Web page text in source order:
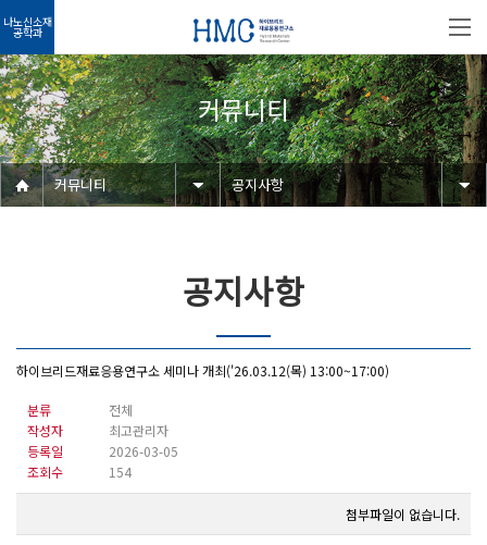
나노신소재
공학과
커뮤니티
커뮤니티 공지사항
공지사항
하이브리드재료응용연구소 세미나 개최('26.03.12(목) 13:00~17:00)
분류
전체
작성자
최고관리자
등록일
2026-03-05
조회수
154
첨부파일이 없습니다.